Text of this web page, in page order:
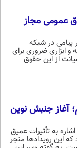
عمومی مجاز
پیامی در شبکه
و ابزاری ضروری برای
از این حقوق
آغاز جنبش نوین
به تأثیرات عمیق
این رویدادها منجر